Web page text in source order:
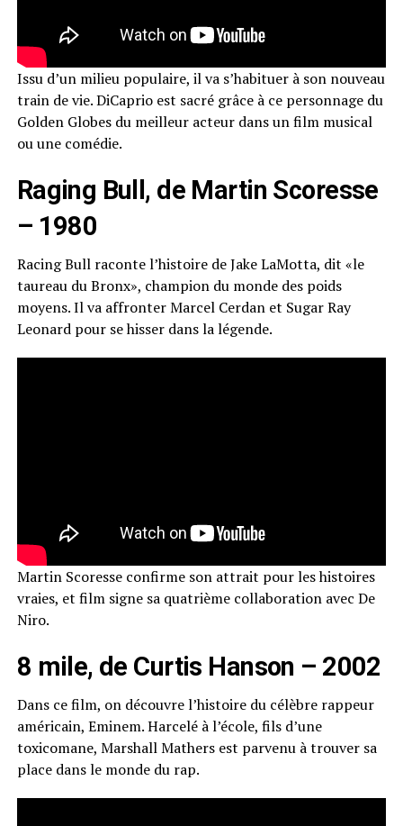
Issu d’un milieu populaire, il va s’habituer à son nouveau
train de vie. DiCaprio est sacré grâce à ce personnage du
Golden Globes du meilleur acteur dans un film musical
ou une comédie.
Raging Bull, de Martin Scoresse
– 1980
Racing Bull raconte l’histoire de Jake LaMotta, dit «le
taureau du Bronx», champion du monde des poids
moyens. Il va affronter Marcel Cerdan et Sugar Ray
Leonard pour se hisser dans la légende.
Martin Scoresse confirme son attrait pour les histoires
vraies, et film signe sa quatrième collaboration avec De
Niro.
8 mile, de Curtis Hanson – 2002
Dans ce film, on découvre l’histoire du célèbre rappeur
américain, Eminem. Harcelé à l’école, fils d’une
toxicomane, Marshall Mathers est parvenu à trouver sa
place dans le monde du rap.